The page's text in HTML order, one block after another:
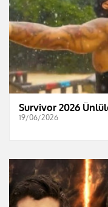
Survivor 2026
19/06/2026